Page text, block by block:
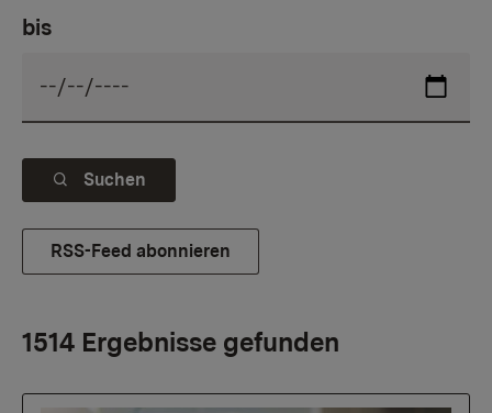
bis
Suchen
RSS-Feed abonnieren
1514 Ergebnisse gefunden